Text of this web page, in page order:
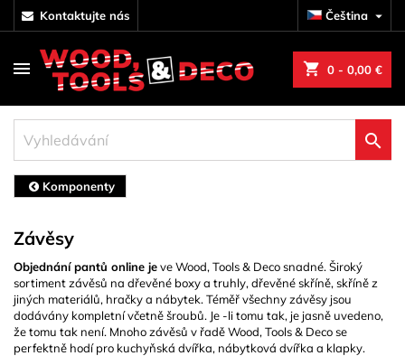
kontaktujte nás Čeština 
shopping_cart 0 - 0,00 €

Komponenty
Závěsy
Objednání pantů online jeve Wood, Tools & Deco snadné. Široký
sortiment závěsů na dřevěné boxy a truhly, dřevěné skříně, skříně z
jiných materiálů, hračky a nábytek. Téměř všechny závěsy jsou
dodávány kompletní včetně šroubů. Je -li tomu tak, je jasně uvedeno,
že tomu tak není. Mnoho závěsů v řadě Wood, Tools & Deco se
perfektně hodí pro kuchyňská dvířka, nábytková dvířka a klapky.